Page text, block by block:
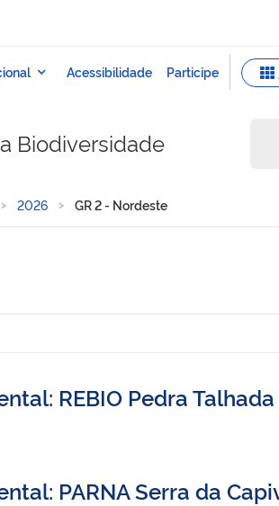
Biodiversidade
2026 GR 2 - Nordeste
REBIO Pedra Talhada
PARNA Serra da